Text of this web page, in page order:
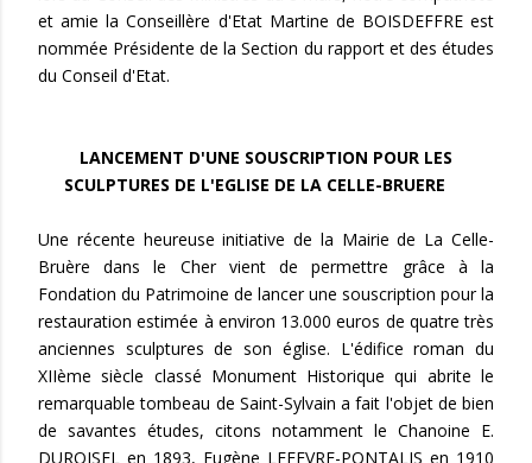
et amie la Conseillère d'Etat Martine de BOISDEFFRE est
nommée Présidente de la Section du rapport et des études
du Conseil d'Etat.
LANCEMENT D'UNE SOUSCRIPTION POUR LES
SCULPTURES DE L'EGLISE DE LA CELLE-BRUERE
Une récente heureuse initiative de la Mairie de La Celle-
Bruère dans le Cher vient de permettre grâce à la
Fondation du Patrimoine de lancer une souscription pour la
restauration estimée à environ 13.000 euros de quatre très
anciennes sculptures de son église. L'édifice roman du
XIIème siècle classé Monument Historique qui abrite le
remarquable tombeau de Saint-Sylvain a fait l'objet de bien
de savantes études, citons notamment le Chanoine E.
DUROISEL en 1893, Eugène LEFEVRE-PONTALIS en 1910